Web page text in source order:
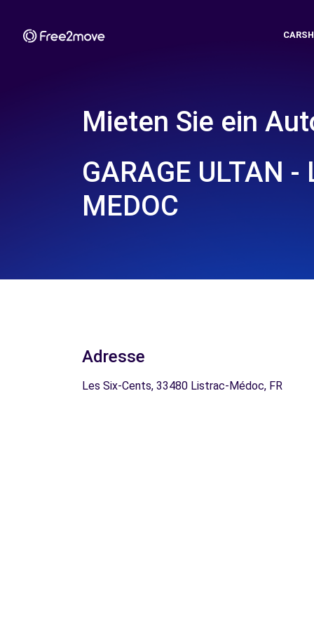
Mieten Sie ein
GARAGE ULTAN -
MEDOC
Adresse
Les Six-Cents, 33480 Listrac-Médoc, FR